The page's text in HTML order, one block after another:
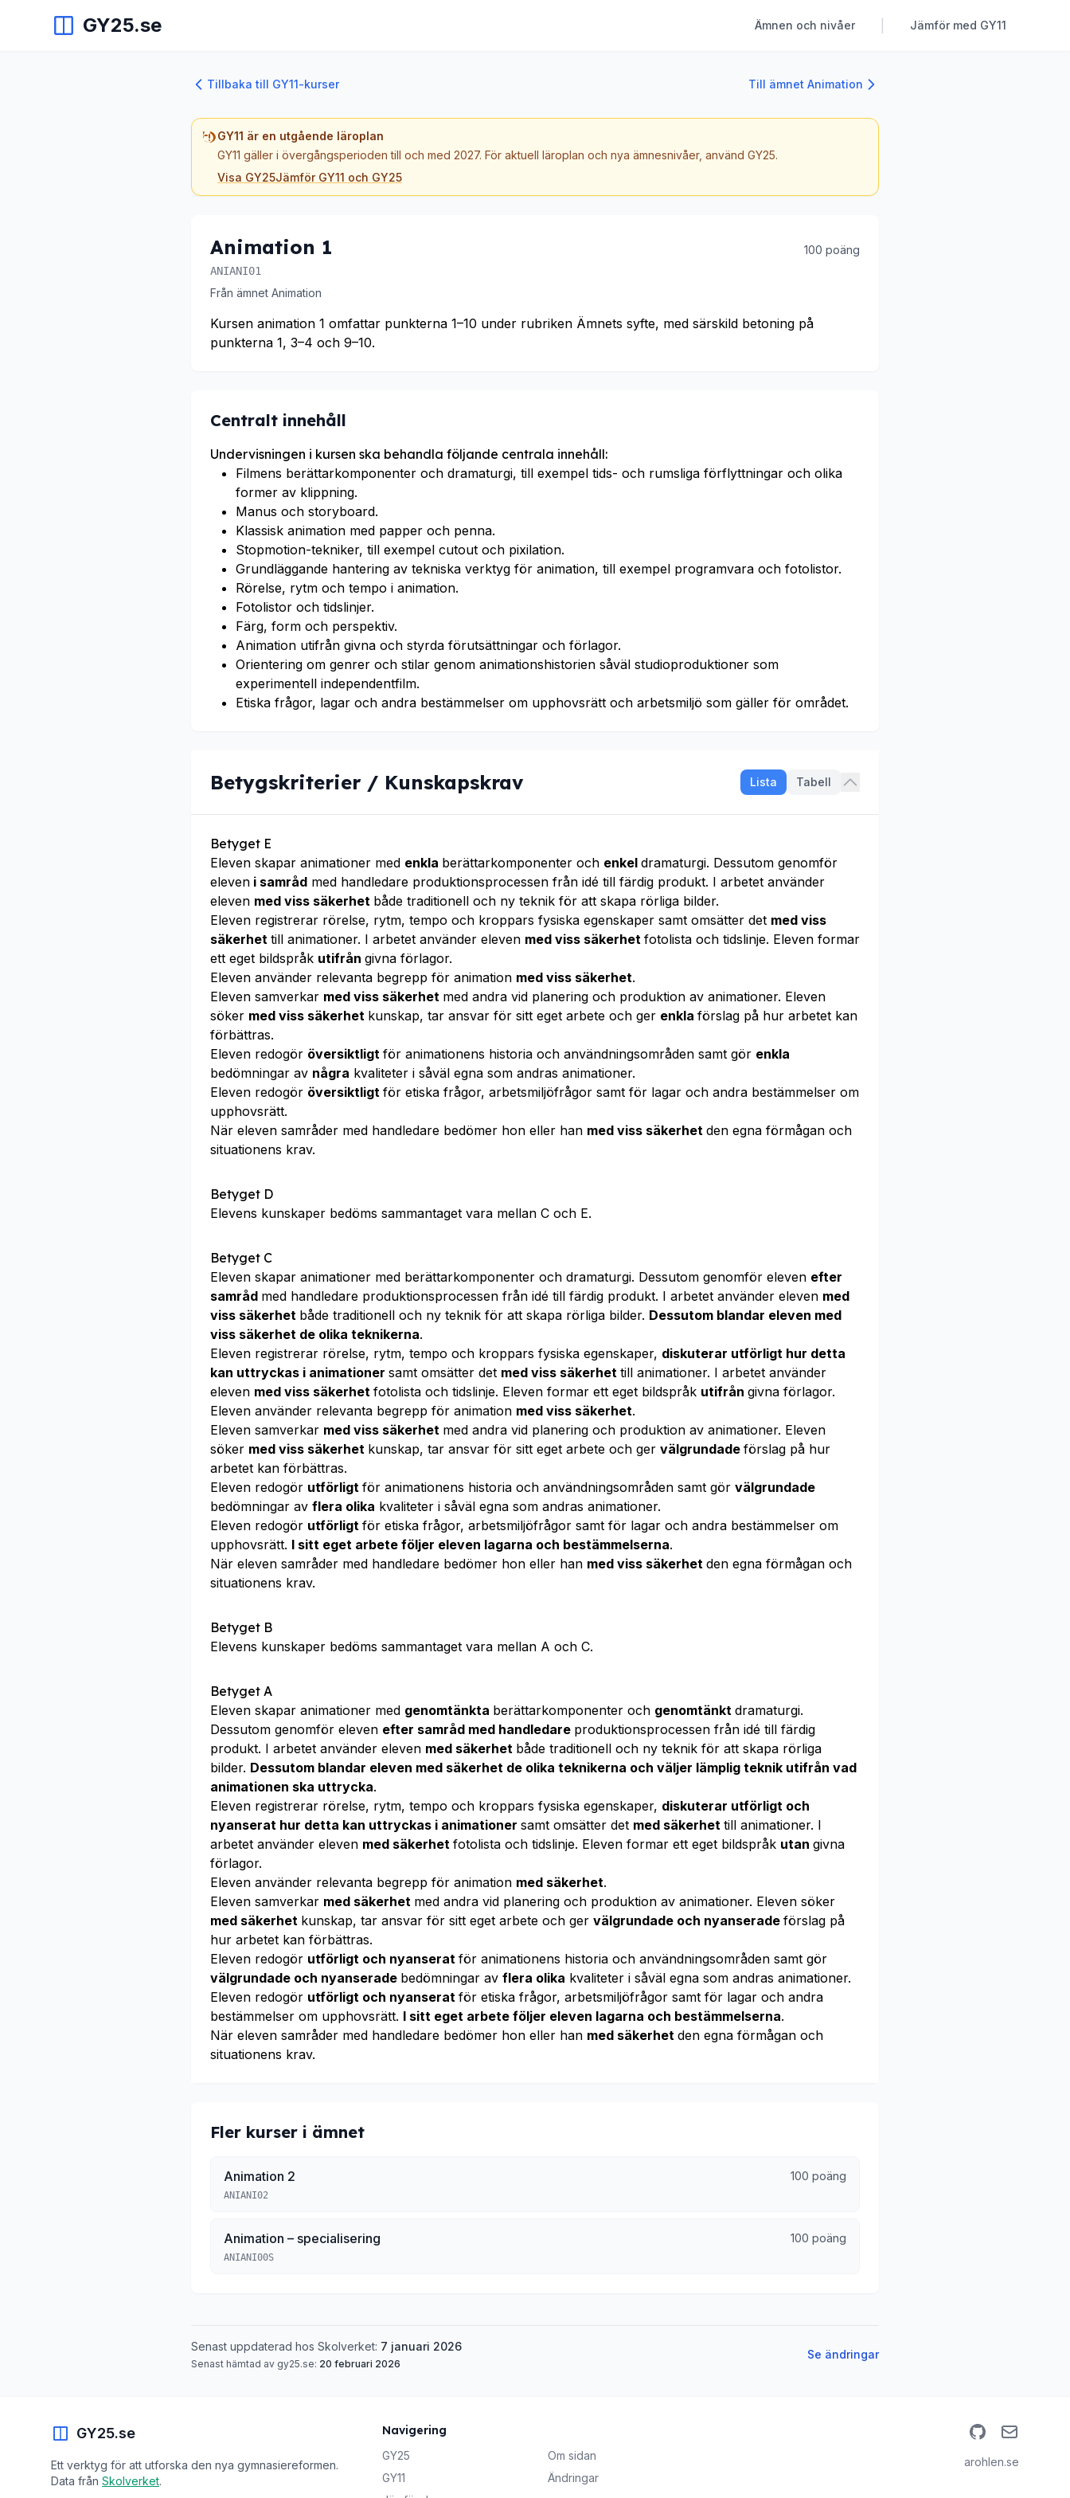
GY25.se Ämnen och nivåer Jämför med GY11
Tillbaka till GY11-kurser Till ämnet Animation
GY11 är en utgående läroplan
GY11 gäller i övergångsperioden till och med 2027. För aktuell läroplan och nya ämnesnivåer, använd GY25.
Visa GY25Jämför GY11 och GY25
Animation 1 100 poäng
ANIANI01
Från ämnet Animation
Kursen animation 1 omfattar punkterna 1–10 under rubriken Ämnets syfte, med särskild betoning på
punkterna 1, 3–4 och 9–10.
Centralt innehåll
Undervisningen i kursen ska behandla följande centrala innehåll:
Filmens berättarkomponenter och dramaturgi, till exempel tids- och rumsliga förflyttningar och olika
former av klippning.
Manus och storyboard.
Klassisk animation med papper och penna.
Stopmotion-tekniker, till exempel cutout och pixilation.
Grundläggande hantering av tekniska verktyg för animation, till exempel programvara och fotolistor.
Rörelse, rytm och tempo i animation.
Fotolistor och tidslinjer.
Färg, form och perspektiv.
Animation utifrån givna och styrda förutsättningar och förlagor.
Orientering om genrer och stilar genom animationshistorien såväl studioproduktioner som
experimentell independentfilm.
Etiska frågor, lagar och andra bestämmelser om upphovsrätt och arbetsmiljö som gäller för området.
Betygskriterier / Kunskapskrav Lista Tabell
Betyget E
Eleven skapar animationer med enkla berättarkomponenter och enkel dramaturgi. Dessutom genomför
eleven i samråd med handledare produktionsprocessen från idé till färdig produkt. I arbetet använder
eleven med viss säkerhet både traditionell och ny teknik för att skapa rörliga bilder.
Eleven registrerar rörelse, rytm, tempo och kroppars fysiska egenskaper samt omsätter det med viss
säkerhet till animationer. I arbetet använder eleven med viss säkerhet fotolista och tidslinje. Eleven formar
ett eget bildspråk utifrån givna förlagor.
Eleven använder relevanta begrepp för animation med viss säkerhet.
Eleven samverkar med viss säkerhet med andra vid planering och produktion av animationer. Eleven
söker med viss säkerhet kunskap, tar ansvar för sitt eget arbete och ger enkla förslag på hur arbetet kan
förbättras.
Eleven redogör översiktligt för animationens historia och användningsområden samt gör enkla
bedömningar av några kvaliteter i såväl egna som andras animationer.
Eleven redogör översiktligt för etiska frågor, arbetsmiljöfrågor samt för lagar och andra bestämmelser om
upphovsrätt.
När eleven samråder med handledare bedömer hon eller han med viss säkerhet den egna förmågan och
situationens krav.
Betyget D
Elevens kunskaper bedöms sammantaget vara mellan C och E.
Betyget C
Eleven skapar animationer med berättarkomponenter och dramaturgi. Dessutom genomför eleven efter
samråd med handledare produktionsprocessen från idé till färdig produkt. I arbetet använder eleven med
viss säkerhet både traditionell och ny teknik för att skapa rörliga bilder. Dessutom blandar eleven med
viss säkerhet de olika teknikerna.
Eleven registrerar rörelse, rytm, tempo och kroppars fysiska egenskaper, diskuterar utförligt hur detta
kan uttryckas i animationer samt omsätter det med viss säkerhet till animationer. I arbetet använder
eleven med viss säkerhet fotolista och tidslinje. Eleven formar ett eget bildspråk utifrån givna förlagor.
Eleven använder relevanta begrepp för animation med viss säkerhet.
Eleven samverkar med viss säkerhet med andra vid planering och produktion av animationer. Eleven
söker med viss säkerhet kunskap, tar ansvar för sitt eget arbete och ger välgrundade förslag på hur
arbetet kan förbättras.
Eleven redogör utförligt för animationens historia och användningsområden samt gör välgrundade
bedömningar av flera olika kvaliteter i såväl egna som andras animationer.
Eleven redogör utförligt för etiska frågor, arbetsmiljöfrågor samt för lagar och andra bestämmelser om
upphovsrätt. I sitt eget arbete följer eleven lagarna och bestämmelserna.
När eleven samråder med handledare bedömer hon eller han med viss säkerhet den egna förmågan och
situationens krav.
Betyget B
Elevens kunskaper bedöms sammantaget vara mellan A och C.
Betyget A
Eleven skapar animationer med genomtänkta berättarkomponenter och genomtänkt dramaturgi.
Dessutom genomför eleven efter samråd med handledare produktionsprocessen från idé till färdig
produkt. I arbetet använder eleven med säkerhet både traditionell och ny teknik för att skapa rörliga
bilder. Dessutom blandar eleven med säkerhet de olika teknikerna och väljer lämplig teknik utifrån vad
animationen ska uttrycka.
Eleven registrerar rörelse, rytm, tempo och kroppars fysiska egenskaper, diskuterar utförligt och
nyanserat hur detta kan uttryckas i animationer samt omsätter det med säkerhet till animationer. I
arbetet använder eleven med säkerhet fotolista och tidslinje. Eleven formar ett eget bildspråk utan givna
förlagor.
Eleven använder relevanta begrepp för animation med säkerhet.
Eleven samverkar med säkerhet med andra vid planering och produktion av animationer. Eleven söker
med säkerhet kunskap, tar ansvar för sitt eget arbete och ger välgrundade och nyanserade förslag på
hur arbetet kan förbättras.
Eleven redogör utförligt och nyanserat för animationens historia och användningsområden samt gör
välgrundade och nyanserade bedömningar av flera olika kvaliteter i såväl egna som andras animationer.
Eleven redogör utförligt och nyanserat för etiska frågor, arbetsmiljöfrågor samt för lagar och andra
bestämmelser om upphovsrätt. I sitt eget arbete följer eleven lagarna och bestämmelserna.
När eleven samråder med handledare bedömer hon eller han med säkerhet den egna förmågan och
situationens krav.
Fler kurser i ämnet
Animation 2 100 poäng
ANIANI02
Animation – specialisering 100 poäng
ANIANI00S
Senast uppdaterad hos Skolverket: 7 januari 2026
Senast hämtad av gy25.se: 20 februari 2026
Se ändringar
GY25.se
Ett verktyg för att utforska den nya gymnasiereformen.
Data från Skolverket.
Navigering
GY25
Om sidan
GY11
Ändringar
GitHubEmail
arohlen.se